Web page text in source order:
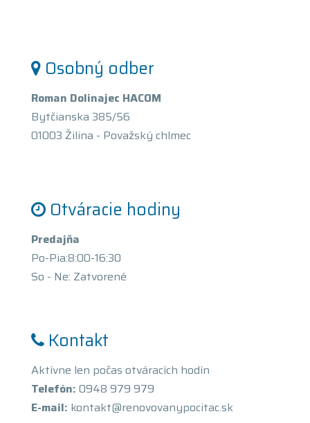
Osobný odber
Roman Dolinajec HACOM
Bytčianska 385/56
01003 Žilina - Považský chlmec
Otváracie hodiny
Predajňa
Po-Pia:8:00-16:30
So - Ne: Zatvorené
Kontakt
Aktívne len počas otváracích hodín
Telefón: 0948 979 979
E-mail: kontakt@renovovanypocitac.sk